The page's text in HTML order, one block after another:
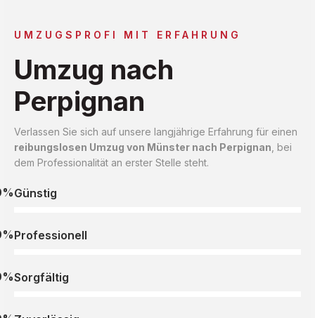
UMZUGSPROFI MIT ERFAHRUNG
Umzug nach
Perpignan
Verlassen Sie sich auf unsere langjährige Erfahrung für einen
reibungslosen Umzug von Münster nach Perpignan , bei
dem Professionalität an erster Stelle steht.
Günstig
Professionell
Sorgfältig